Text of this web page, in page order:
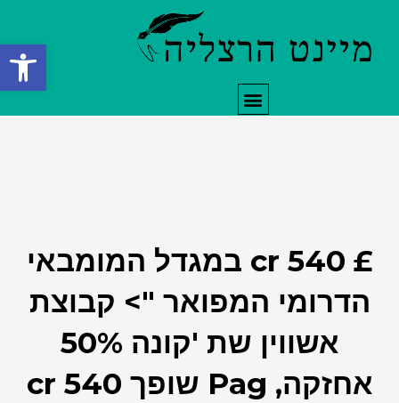
פתח
תפריט
£ 540 cr במגדל המומבאי
הדרומי המפואר "> קבוצת
אשווין שת 'קונה 50%
אחזקה, Pag שופך 540 cr